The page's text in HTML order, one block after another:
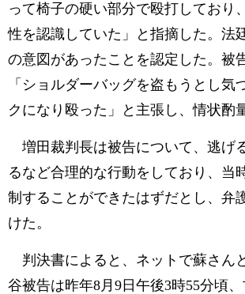
って椅子の硬い部分で殴打しており
性を認識していた」と指摘した。法
の意図があったことを認定した。被
「ショルダーバッグを盗もうとし気
クになり殴った」と主張し、情状酌
増田裁判長は被告について、逃げ
るなど合理的な行動をしており、当
制することができたはずだとし、弁
けた。
判決書によると、ネットで蘇さん
谷被告は昨年8月9日午後3時55分頃